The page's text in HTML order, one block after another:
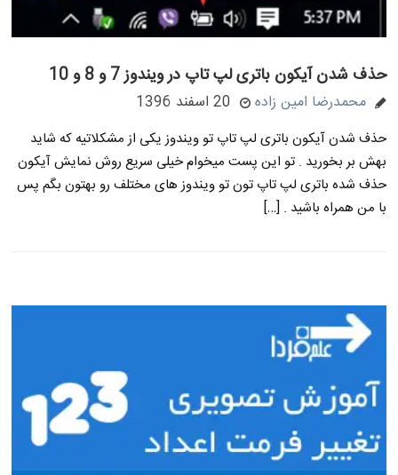
حذف شدن آیکون باتری لپ تاپ در ویندوز 7 و 8 و 10
محمدرضا امین زاده 20 اسفند 1396
حذف شدن آیکون باتری لپ تاپ تو ویندوز یکی از مشکلاتیه که شاید
بهش بر بخورید . تو این پست میخوام خیلی سریع روش نمایش آیکون
حذف شده باتری لپ تاپ تون تو ویندوز های مختلف رو بهتون بگم پس
با من همراه باشید . […]